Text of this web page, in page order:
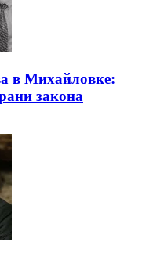
в Михайловке:
закона